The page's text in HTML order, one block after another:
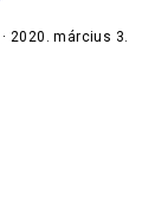
2020. március 3.